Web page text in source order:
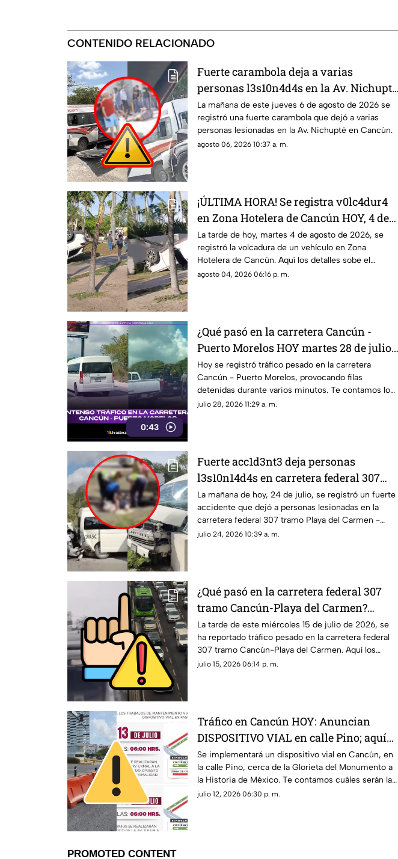
CONTENIDO RELACIONADO
Fuerte carambola deja a varias
personas l3s10n4d4s en la Av. Nichupté
de Cancún HOY, jueves 6 de agosto de
2026; se reporta tráfico pesado
La mañana de este jueves 6 de agosto de 2026 se
registró una fuerte carambola que dejó a varias
personas lesionadas en la Av. Nichupté en Cancún.
agosto 06, 2026 10:37 a. m.
¡ÚLTIMA HORA! Se registra v0lc4dur4
en Zona Hotelera de Cancún HOY, 4 de
agosto de 2026; esto se sabe del
4cc1d3nt3 en Blvd. Kukulcán
La tarde de hoy, martes 4 de agosto de 2026, se
registró la volcadura de un vehículo en Zona
Hotelera de Cancún. Aquí los detalles sobe el
accidente.
agosto 04, 2026 06:16 p. m.
0:43
¿Qué pasó en la carretera Cancún -
Puerto Morelos HOY martes 28 de julio?
Esto se sabe del tráfico
Hoy se registró tráfico pesado en la carretera
Cancún - Puerto Morelos, provocando filas
detenidas durante varios minutos. Te contamos lo
que originó la detención al flujo vehicular.
julio 28, 2026 11:29 a. m.
Fuerte acc1d3nt3 deja personas
l3s10n14d4s en carretera federal 307
tramo Playa del Carmen - Cancún HOY:
Esto se sabe del choque
La mañana de hoy, 24 de julio, se registró un fuerte
accidente que dejó a personas lesionadas en la
carretera federal 307 tramo Playa del Carmen -
Cancún.
julio 24, 2026 10:39 a. m.
¿Qué pasó en la carretera federal 307
tramo Cancún-Playa del Carmen?
Reportan tráfico pesado la tarde de HOY,
miércoles 15 de julio; esto se sabe
La tarde de este miércoles 15 de julio de 2026, se
ha reportado tráfico pesado en la carretera federal
307 tramo Cancún-Playa del Carmen. Aquí los
detalles.
julio 15, 2026 06:14 p. m.
Tráfico en Cancún HOY: Anuncian
DISPOSITIVO VIAL en calle Pino; aquí
las FECHAS de duración y rutas
ALTERNAS
Se implementará un dispositivo vial en Cancún, en
la calle Pino, cerca de la Glorieta del Monumento a
la Historia de México. Te contamos cuáles serán las
vías alternas.
julio 12, 2026 06:30 p. m.